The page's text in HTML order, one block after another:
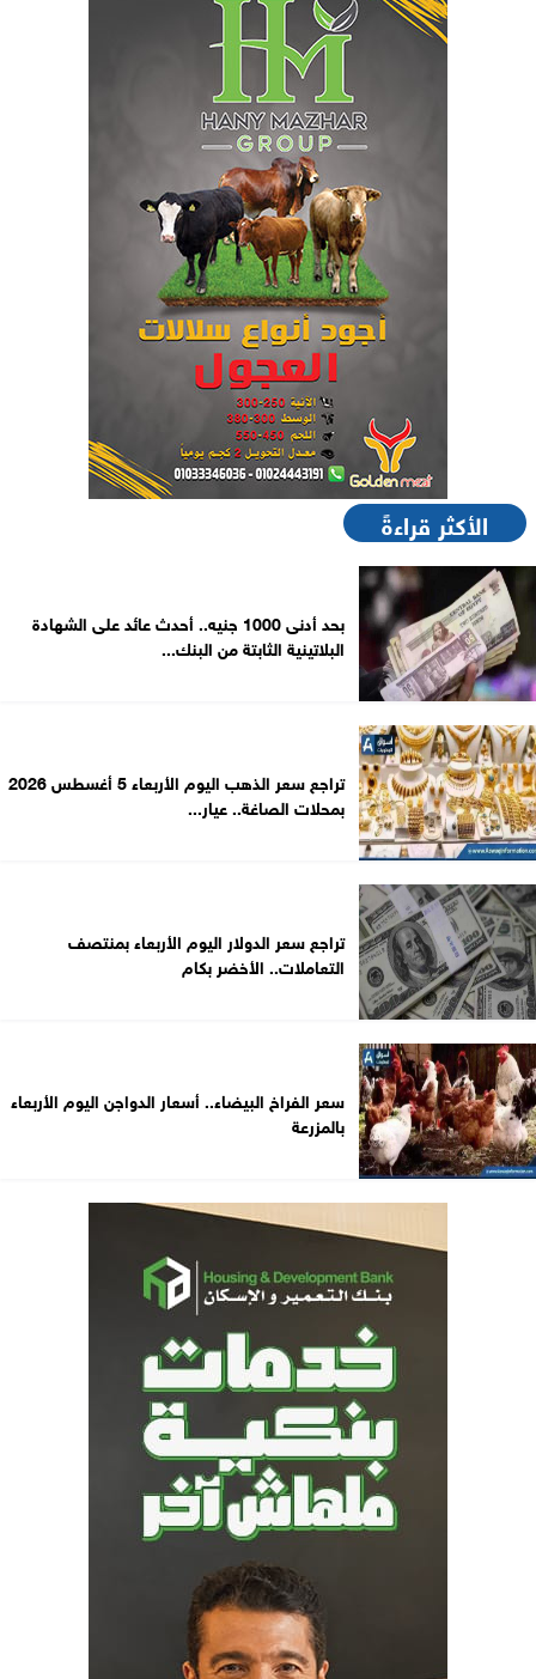
الأكثر قراءةً
بحد أدنى 1000 جنيه.. أحدث عائد على الشهادة
البلاتينية الثابتة من البنك...
تراجع سعر الذهب اليوم الأربعاء 5 أغسطس 2026
بمحلات الصاغة.. عيار...
تراجع سعر الدولار اليوم الأربعاء بمنتصف
التعاملات.. الأخضر بكام
سعر الفراخ البيضاء.. أسعار الدواجن اليوم الأربعاء
بالمزرعة